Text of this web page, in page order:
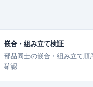
嵌合・組み立て検証
部品同士の嵌合・組み立て順
確認